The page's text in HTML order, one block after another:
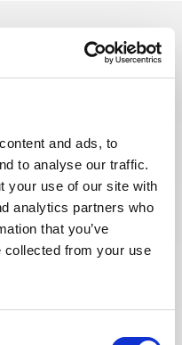
and ads, to
to analyse our traffic.
your use of our site with
analytics partners who
that you’ve
collected from your use
vous
Publié il y a 9 jours